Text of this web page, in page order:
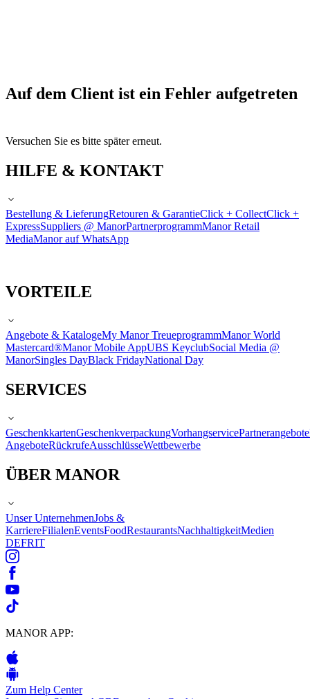
Auf dem Client ist ein Fehler aufgetreten
Versuchen Sie es bitte später erneut.
HILFE & KONTAKT
Bestellung & LieferungRetouren & GarantieClick + CollectClick +
ExpressSuppliers @ ManorPartnerprogrammManor Retail
MediaManor auf WhatsApp
VORTEILE
Angebote & KatalogeMy Manor TreueprogrammManor World
Mastercard®Manor Mobile AppUBS KeyclubSocial Media @
ManorSingles DayBlack FridayNational Day
SERVICES
GeschenkkartenGeschenkverpackungVorhangservicePartnerangebote
AngeboteRückrufeAusschlüsseWettbewerbe
ÜBER MANOR
Unser UnternehmenJobs &
KarriereFilialenEventsFoodRestaurantsNachhaltigkeitMedien
DEFRIT
MANOR APP:
Zum Help Center